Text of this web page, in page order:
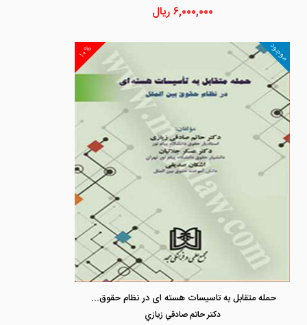
۶,۰۰۰,۰۰۰ریال
۱۰% موجود
حمله متقابل به تاسیسات هسته ای در نظام حقوق بین الملل
دكتر حاتم صادقي زيازي